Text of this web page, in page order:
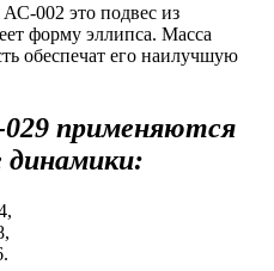
002 это подвес из
форму эллипса. Масса
обеспечат его наилучшую
применяются
динамики: